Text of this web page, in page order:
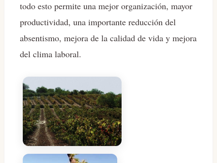
todo esto permite una mejor organización, mayor
productividad, una importante reducción del
absentismo, mejora de la calidad de vida y mejora
del clima laboral.